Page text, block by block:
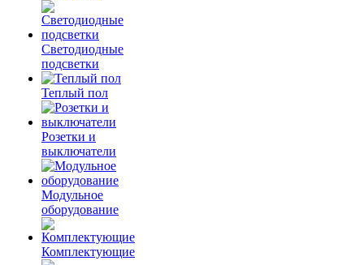
Светодиодные
подсветки
Теплый пол
Розетки и
выключатели
Модульное
оборудование
Комплектующие